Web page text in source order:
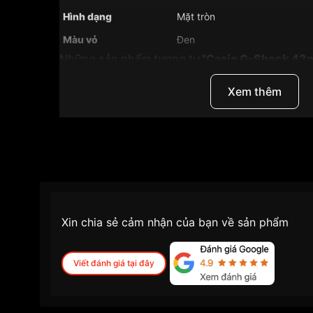
Hình dạng
Mặt tròn
Màu vỏ
Đen
Những sản phẩm tương tự
"Casio G-Shock
Xem thêm
Xin chia sẻ cảm nhận của bạn về sản phẩm
Viết đánh giá tại đây